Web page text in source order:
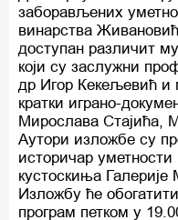
заборављених
винарства
доступан различит
који су заслужни
др Игор Кекељевић
кратки играно-
Мирослава Стајића,
Аутори изложбе су
историчар
кустоскиња Галерије
Изложбу ће
програм петком у